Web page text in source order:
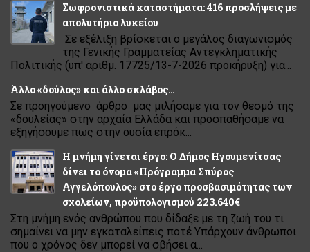
Σωφρονιστικά καταστήματα: 416 προσλήψεις με
απολυτήριο λυκείου
Σε εξέλιξη βρίσκεται ο μεγάλος διαγωνισμός
της Γενικής Γραμματείας Αντεγκληματικής
Πολιτικής (υπ' αριθμ. 17725/13-7-2026 προκήρυξη) για...
Άλλο «δούλος» και άλλο σκλάβος…
Σε προηγούμενο άρθρο μας μιλήσαμε για τον θεσμό της
«δουλείας» στην αρχαία Ελλάδα και προσπαθήσαμε να
εξηγήσουμε πως στην ουσία επρόκ...
Η μνήμη γίνεται έργο: Ο Δήμος Ηγουμενίτσας
δίνει το όνομα «Πρόγραμμα Σπύρος
Αγγελόπουλος» στο έργο προσβασιμότητας των
σχολείων, προϋπολογισμού 223.640€
Στη μνήμη ενός ανθρώπου που δίδαξε με τη ζωή του τι
σημαίνει να μην εγκαταλείπεις ποτέ Υπάρχουν άνθρωποι
που ο χρόνος δεν μπορεί να σβήσει α...